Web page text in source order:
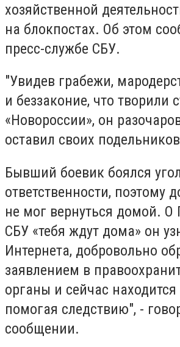
хозяйственной
на блокпостах. Об этом
пресс-службе СБУ.
"Увидев грабежи,
и беззаконие, что творили
«Новороссии», он
оставил своих
Бывший боевик боялся
ответственности, поэтому
не мог вернуться домой.
СБУ «тебя ждут дома» он
Интернета, добровольно
заявлением в
органы и сейчас
помогая следствию", -
сообщении.